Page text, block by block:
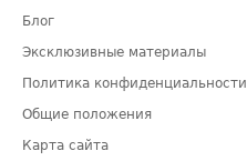
Блог
Эксклюзивные материалы
Политика конфиденциальности
Общие положения
Карта сайта